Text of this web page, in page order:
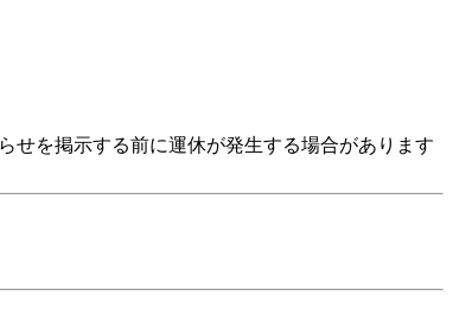
せを掲示する前に運休が発生する場合があります